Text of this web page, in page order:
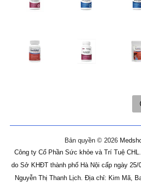
Bản quyền © 2026
Công ty Cổ Phần Sức khỏe và Trí Tuệ CHL.
do Sở KHĐT thành phố Hà Nội cấp ngày 25/
Nguyễn Thị Thanh Lịch. Địa chỉ: Kim Mã,